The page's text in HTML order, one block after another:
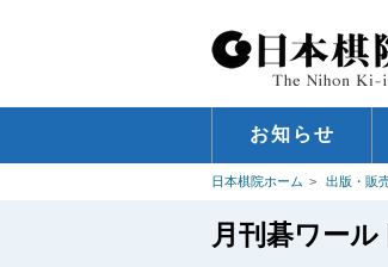
お知らせ
日本棋院ホーム 出版・販
月刊碁ワール